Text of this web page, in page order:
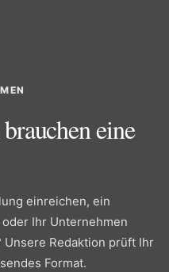
eine
einreichen, ein
Ihr Unternehmen
Redaktion prüft Ihr
Format.